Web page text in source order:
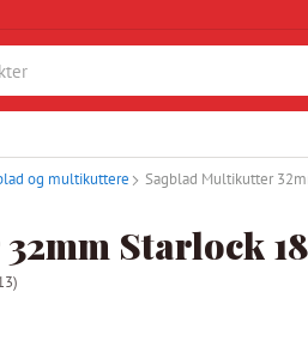
og multikuttere Sagblad Multikutter
Starlock